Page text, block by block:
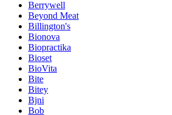
Berrywell
Beyond Meat
Billington's
Bionova
Biopractika
Bioset
BioVita
Bite
Bitey
Bjni
Bob